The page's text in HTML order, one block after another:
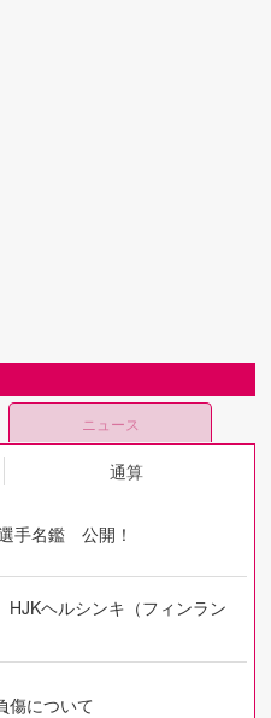
ニュース
通算
手名鑑 公開！
HJKヘルシンキ（フィンラン
傷について